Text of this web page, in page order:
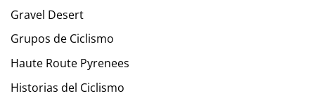
Gravel Desert
Grupos de Ciclismo
Haute Route Pyrenees
Historias del Ciclismo